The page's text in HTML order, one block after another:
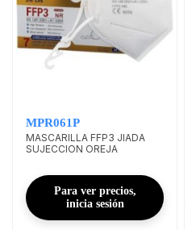
MPR061P
MASCARILLA FFP3 JIADA
SUJECCION OREJA
Para ver precios,
inicia sesión